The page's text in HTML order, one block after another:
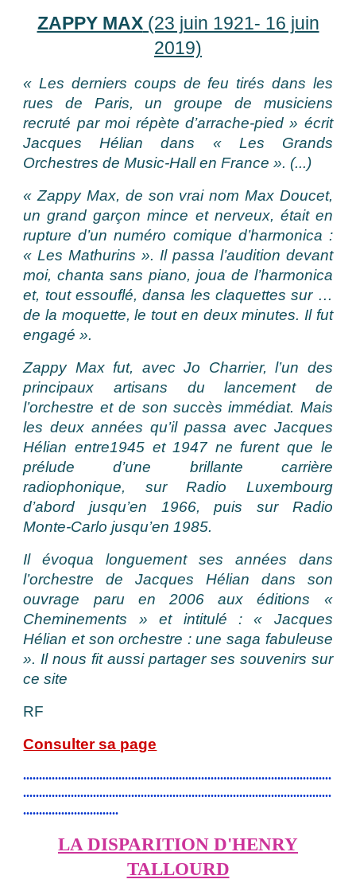
ZAPPY MAX(23 juin 1921- 16 juin
2019)
« Les derniers coups de feu tirés dans les
rues de Paris, un groupe de musiciens
recruté par moi répète d’arrache-pied » écrit
Jacques Hélian dans « Les Grands
Orchestres de Music-Hall en France ». (...)
« Zappy Max, de son vrai nom Max Doucet,
un grand garçon mince et nerveux, était en
rupture d’un numéro comique d’harmonica :
« Les Mathurins ». Il passa l’audition devant
moi, chanta sans piano, joua de l’harmonica
et, tout essouflé, dansa les claquettes sur …
de la moquette, le tout en deux minutes. Il fut
engagé ».
Zappy Max fut, avec Jo Charrier, l’un des
principaux artisans du lancement de
l’orchestre et de son succès immédiat. Mais
les deux années qu’il passa avec Jacques
Hélian entre1945 et 1947 ne furent que le
prélude d’une brillante carrière
radiophonique, sur Radio Luxembourg
d’abord jusqu’en 1966, puis sur Radio
Monte-Carlo jusqu’en 1985.
Il évoqua longuement ses années dans
l’orchestre de Jacques Hélian dans son
ouvrage paru en 2006 aux éditions «
Cheminements » et intitulé : « Jacques
Hélian et son orchestre : une saga fabuleuse
». Il nous fit aussi partager ses souvenirs sur
cesite
RF
Consulter sa page
.................................................................................................
.................................................................................................
..............................
LA DISPARITION D'HENRY
TALLOURD